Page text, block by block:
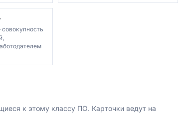
к этому классу ПО. Карточки ведут на